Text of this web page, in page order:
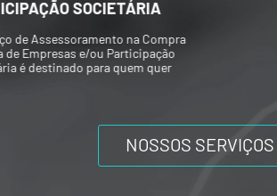
Elaboração de Valuations para
e/ou venda de participações
ou mesmo composições societárias
NOSSOS SERVIÇOS